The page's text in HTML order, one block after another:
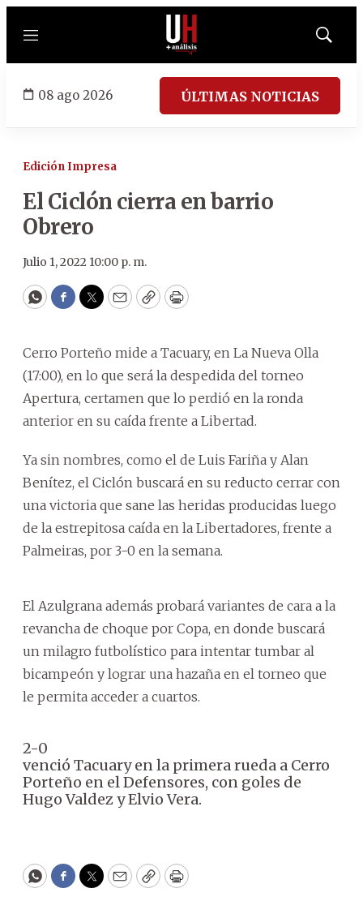
Menú
Mostrar
08 ago 2026 ÚLTIMAS NOTICIAS
Edición Impresa
El Ciclón cierra en barrio
Obrero
Julio 1, 2022 10:00 p. m.
WhatsApp
Facebook
Twitter
EmailCopyPrint
Cerro Porteño mide a Tacuary, en La Nueva Olla
(17:00), en lo que será la despedida del torneo
Apertura, certamen que lo perdió en la ronda
anterior en su caída frente a Libertad.
Ya sin nombres, como el de Luis Fariña y Alan
Benítez, el Ciclón buscará en su reducto cerrar con
una victoria que sane las heridas producidas luego
de la estrepitosa caída en la Libertadores, frente a
Palmeiras, por 3-0 en la semana.
El Azulgrana además probará variantes de cara a la
revancha de choque por Copa, en donde buscará
un milagro futbolístico para intentar tumbar al
bicampeón y lograr una hazaña en el torneo que
le permita acceder a cuartos.
2-0
venció Tacuary en la primera rueda a Cerro
Porteño en el Defensores, con goles de
Hugo Valdez y Elvio Vera.
WhatsApp
Facebook
Twitter
EmailCopyPrint